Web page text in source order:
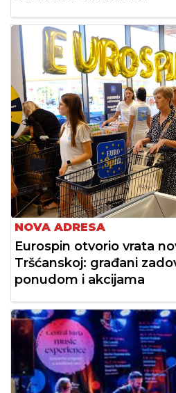
NOVA ADRESA
Eurospin otvorio vrata
Tršćanskoj: građani
ponudom i akcijama